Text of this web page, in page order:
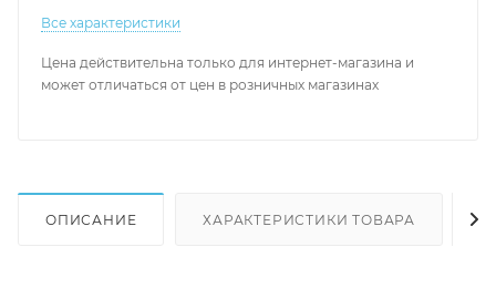
Все характеристики
Цена действительна только для интернет-магазина и
может отличаться от цен в розничных магазинах
ОПИСАНИЕ ХАРАКТЕРИСТИКИ ТОВАРА